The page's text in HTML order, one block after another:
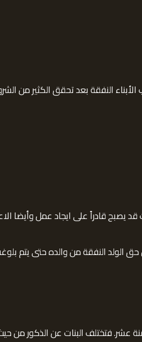
النفقة بعد تحقق الكثير من
قادراً على ايجاد عمل وأيضا
الولد النفقة من والده حتى يتم
عشر. فتختلف البنات عن الذكور من